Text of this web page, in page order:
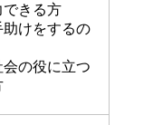
できる方
助けをするの
会の役に立つ